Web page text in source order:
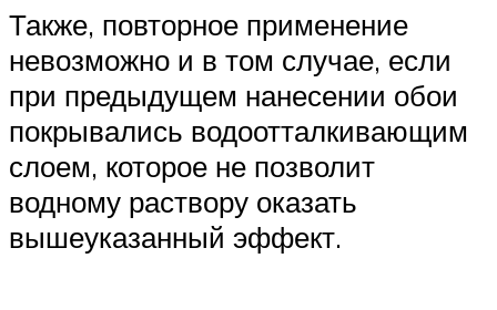
Также, повторное применение
невозможно и в том случае, если
при предыдущем нанесении обои
покрывались водоотталкивающим
слоем, которое не позволит
водному раствору оказать
вышеуказанный эффект.